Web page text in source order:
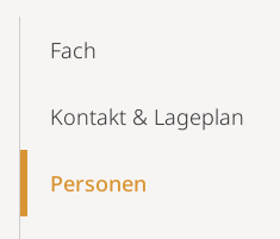
Navigation
Fach
Kontakt & Lageplan
Personen